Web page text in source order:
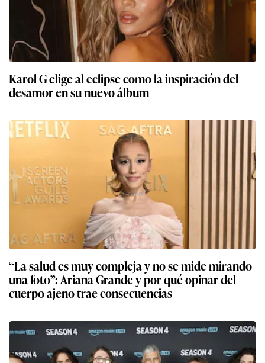
Karol G elige al eclipse como la inspiración del
desamor en su nuevo álbum
“La salud es muy compleja y no se mide mirando
una foto”: Ariana Grande y por qué opinar del
cuerpo ajeno trae consecuencias